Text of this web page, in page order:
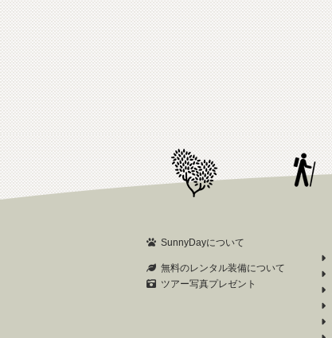
SunnyDayについて
無料のレンタル装備について
ツアー写真プレゼント